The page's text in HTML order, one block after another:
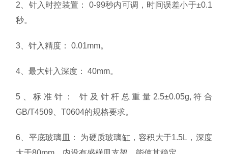
2、针入时控装置： 0-99秒内可调，时间误差小于±0.1
秒。
3、针入精度： 0.01mm。
4、最大针入深度： 40mm。
5、标准针： 针及针杆总重量2.5±0.05g,符合
GB/T4509、T0604的规格要求。
6、平底玻璃皿： 为硬质玻璃缸，容积大于1.5L，深度